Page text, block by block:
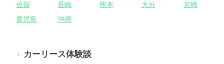
佐賀
長崎 熊本 大分
宮崎
鹿児島
沖縄
カーリース体験談